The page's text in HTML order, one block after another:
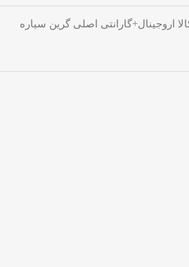
اروجینال+گارانتی اصلی گرین سیاره